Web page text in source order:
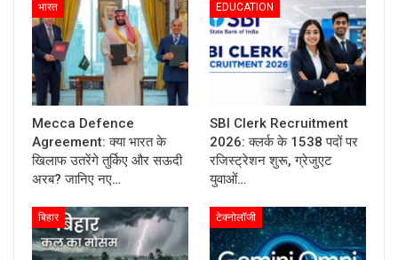
भारत
Mecca Defence
Agreement: क्या भारत के
खिलाफ उतरेंगे तुर्किए और सऊदी
अरब? जानिए नए…
EDUCATION
SBI Clerk Recruitment
2026: क्लर्क के 1538 पदों पर
रजिस्ट्रेशन शुरू, ग्रेजुएट
युवाओं…
बिहार टेक्नोलॉजी